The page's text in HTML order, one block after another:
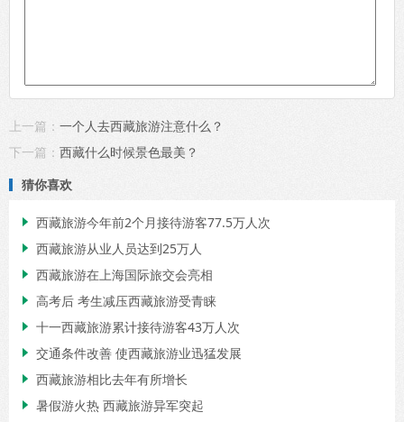
上一篇： 一个人去西藏旅游注意什么？
下一篇： 西藏什么时候景色最美？
猜你喜欢
 西藏旅游今年前2个月接待游客77.5万人次
 西藏旅游从业人员达到25万人
 西藏旅游在上海国际旅交会亮相
 高考后 考生减压西藏旅游受青睐
 十一西藏旅游累计接待游客43万人次
 交通条件改善 使西藏旅游业迅猛发展
 西藏旅游相比去年有所增长
 暑假游火热 西藏旅游异军突起